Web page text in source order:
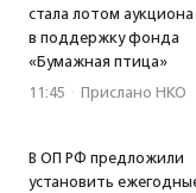
стала лотом аукциона
в поддержку фонда
«Бумажная птица»
11:45 · Прислано НКО
В ОП РФ предложили
установить